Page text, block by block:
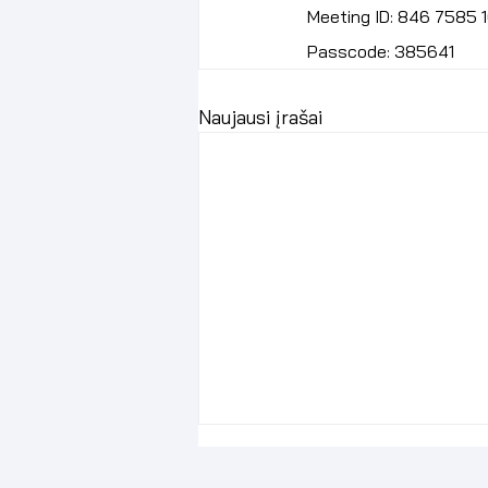
Meeting ID: 846 7585
Passcode: 385641
Naujausi įrašai